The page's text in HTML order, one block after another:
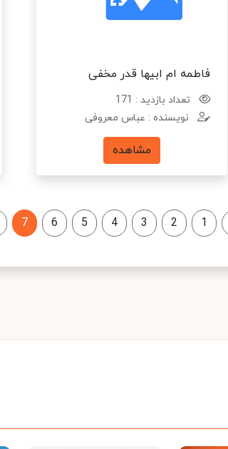
فاطمه ام ابیها قدر مخفی
تعداد بازدید : 171
نویسنده : عباس معروفی
مشاهده
1
2
3
4
5
6
7